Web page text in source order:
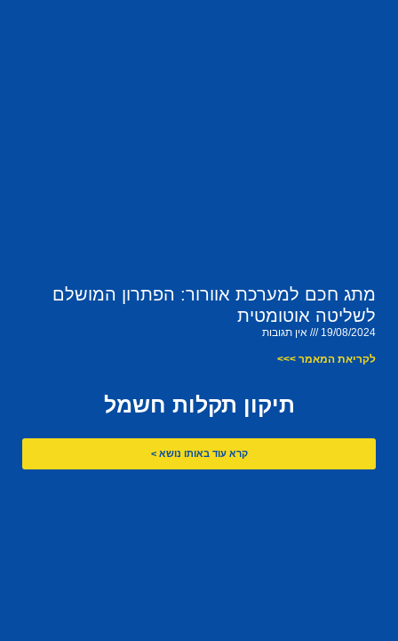
מתג חכם למערכת אוורור: הפתרון המושלם
לשליטה אוטומטית
19/08/2024 אין תגובות
לקריאת המאמר >>>
תיקון תקלות חשמל
קרא עוד באותו נושא >